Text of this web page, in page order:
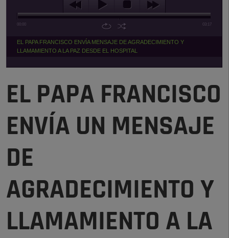
00:00 03:17
EL PAPA FRANCISCO ENVÍA MENSAJE DE AGRADECIMIENTO Y
LLAMAMIENTO A LA PAZ DESDE EL HOSPITAL
EL PAPA FRANCISCO
ENVÍA UN MENSAJE
DE
AGRADECIMIENTO Y
LLAMAMIENTO A LA